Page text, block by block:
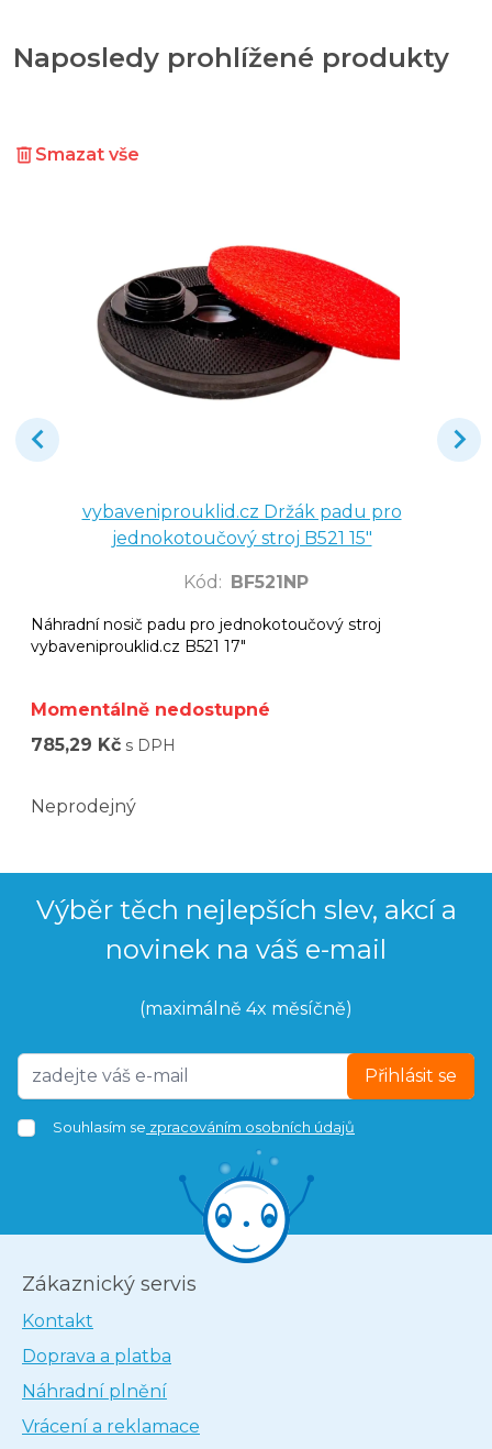
Naposledy prohlížené produkty
Smazat vše
vybaveniprouklid.cz Držák padu pro
jednokotoučový stroj B521 15"
Kód : BF521NP
Náhradní nosič padu pro jednokotoučový stroj
vybaveniprouklid.cz B521 17"
Momentálně nedostupné
785,29 Kč s DPH
Neprodejný
Výběr těch nejlepších slev, akcí a
novinek na váš e-mail
(maximálně 4x měsíčně)
Přihlásit se
Souhlasím se zpracováním osobních údajů
Zákaznický servis
Kontakt
Doprava a platba
Náhradní plnění
Vrácení a reklamace